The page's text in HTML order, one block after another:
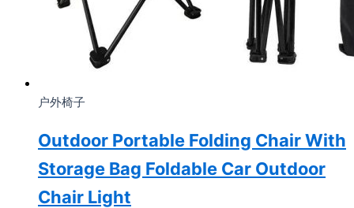
户外椅子
Outdoor Portable Folding Chair With
Storage Bag Foldable Car Outdoor
Chair Light